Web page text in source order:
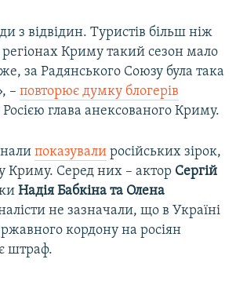
з відвідин. Туристів більш ніж
регіонах Криму такий сезон мало
за Радянського Союзу була така
– повторює думку блогерів
глава анексованого Криму.
показували російських зірок,
Криму. Серед них – актор Сергій
Надія Бабкіна та Олена
не зазначали, що в Україні
кордону на росіян
штраф.